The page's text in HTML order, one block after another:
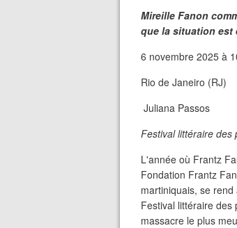
Mireille Fanon
que la situation est
6 novembre 2025 à
Rio de Janeiro (RJ)
Juliana Passos
Festival littéraire des
L'année où Frantz
Fondation Frantz
martiniquais, se
Festival littéraire des
massacre le plus